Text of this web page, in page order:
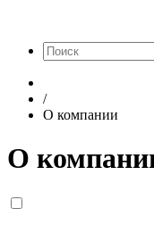
/
О компании
О